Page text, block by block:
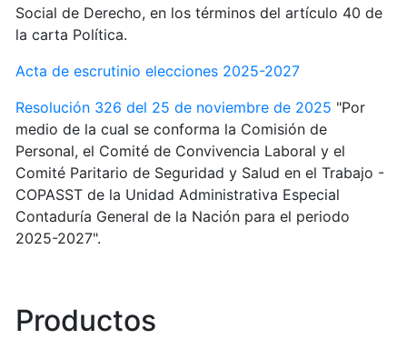
Social de Derecho, en los términos del artículo 40 de
la carta Política.
Acta de escrutinio elecciones 2025-2027
Resolución 326 del 25 de noviembre de 2025 "Por
medio de la cual se conforma la Comisión de
Personal, el Comité de Convivencia Laboral y el
Comité Paritario de Seguridad y Salud en el Trabajo -
COPASST de la Unidad Administrativa Especial
Contaduría General de la Nación para el periodo
2025-2027".
Productos